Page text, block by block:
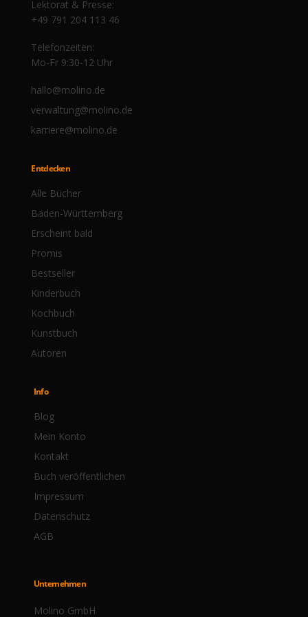
Lektorat & Presse:
+49 791 204 113 46
Telefonzeiten:
Mo-Fr 9:30-12 Uhr
hallo@molino.de
verwaltung@molino.de
karriere@molino.de
Entdecken
Alle Bücher
Erscheint bald
Bestseller
Baden-Württemberg
Promis
Kinderbuch
Kochbuch
Kunstbuch
Autoren
Info
Blog
Mein Konto
Kontakt
Buch veröffentlichen
Impressum
Datenschutz
AGB
Unternehmen
Molino GmbH